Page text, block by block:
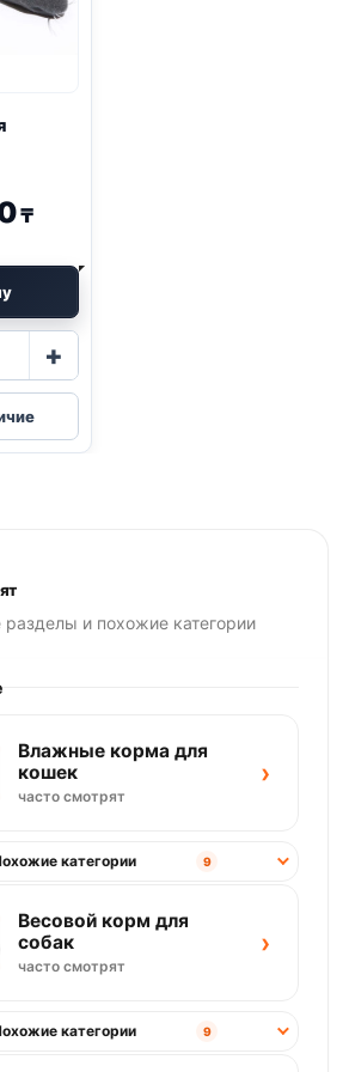
₸
+
и похожие категории
Влажные корма для
кошек
часто смотрят
›
категории 9
Весовой корм для
собак
часто смотрят
›
категории 9